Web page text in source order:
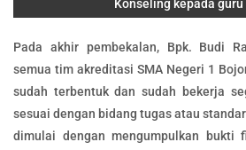
Konseling kepada guru
Pada akhir pembekalan, Bpk. Budi
semua tim akreditasi SMA Negeri 1
sudah terbentuk dan sudah bekerja
sesuai dengan bidang tugas atau
dimulai dengan mengumpulkan bukti